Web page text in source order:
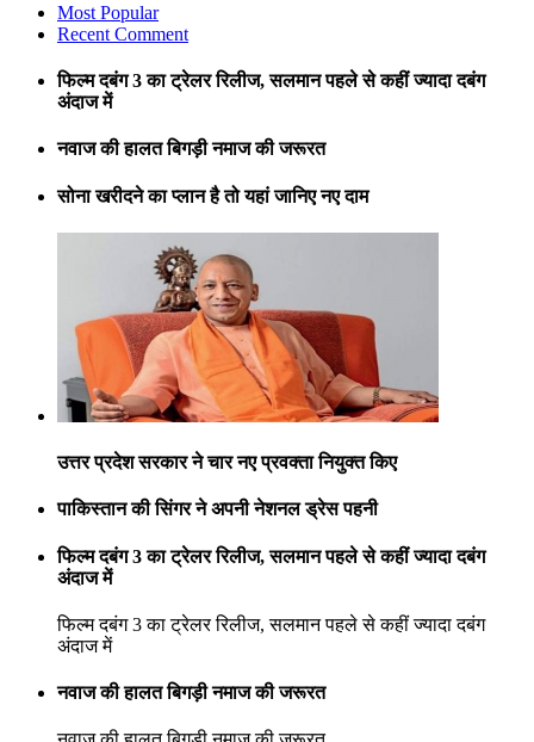
Most Popular
Recent Comment
फिल्म दबंग 3 का ट्रेलर रिलीज, सलमान पहले से कहीं ज्यादा दबंग
अंदाज में
नवाज की हालत बिगड़ी नमाज की जरूरत
सोना खरीदने का प्लान है तो यहां जानिए नए दाम
उत्तर प्रदेश सरकार ने चार नए प्रवक्ता नियुक्त किए
पाकिस्तान की सिंगर ने अपनी नेशनल ड्रेस पहनी
फिल्म दबंग 3 का ट्रेलर रिलीज, सलमान पहले से कहीं ज्यादा दबंग
अंदाज में
फिल्म दबंग 3 का ट्रेलर रिलीज, सलमान पहले से कहीं ज्यादा दबंग
अंदाज में
नवाज की हालत बिगड़ी नमाज की जरूरत